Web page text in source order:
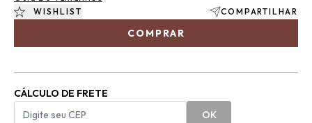
COMPRAR
WISHLIST COMPARTILHAR
CÁLCULO DE FRETE
OK